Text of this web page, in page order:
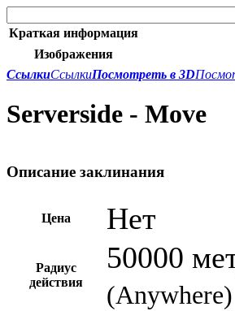
Краткая информация
Изображения
СсылкиСсылкиПосмотреть в 3D
Serverside - Move
Описание заклинания
Цена Нет
Радиус
действия
50000
(Anywhere)